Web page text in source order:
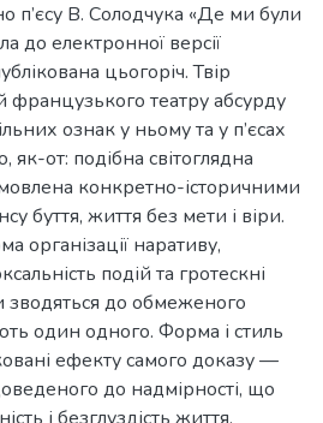
п’єсу В. Солодчука «Де ми були
до електронної версії
цьогоріч. Твір
французького театру абсурду
ознак у ньому та у п’єсах
як-от: подібна світоглядна
конкретно-історичними
буття, життя без мети і віри.
організації наративу,
подій та гротескні
зводяться до обмеженого
один одного. Форма і стиль
ефекту самого доказу —
до надмірності, що